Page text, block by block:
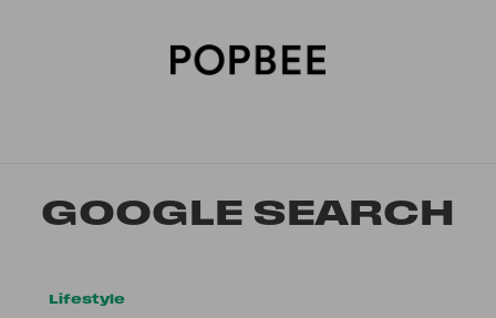
GOOGLE SEARCH
Lifestyle